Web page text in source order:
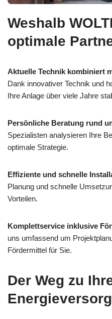
Weshalb
optimale
Aktuelle Technik kombiniert
Dank innovativer Technik und
Ihre Anlage über viele Jahre
Persönliche Beratung rund
Spezialisten analysieren Ihre
optimale Strategie.
Effiziente und schnelle
Planung und schnelle
Vorteilen.
Komplettservice inklusive
uns umfassend um
Fördermittel für Sie.
Der Weg zu